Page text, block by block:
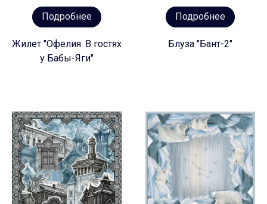
Подробнее
Жилет "Офелия. В гостях
у Бабы-Яги"
Подробнее
Блуза "Бант-2"